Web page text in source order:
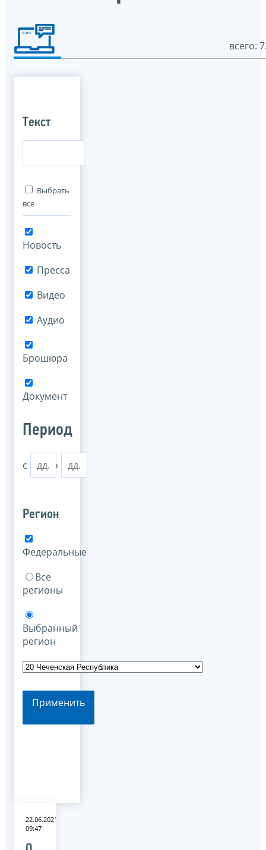
всего:
Текст
Выбрать
все
Новость
Пресса
Видео
Аудио
Брошюра
Документ
Период
с по
Регион
Федеральные
Все
регионы
Выбранный
регион
Применить
22.06.2021
09:47